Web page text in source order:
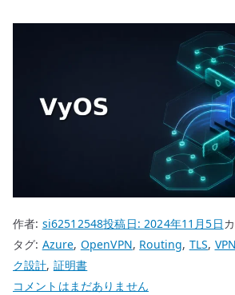
作者: si62512548投稿日:2024年11月5日
タグ: Azure, OpenVPN, Routing, TLS, VPN
ク設計, 証明書
VyOS
コメントはまだありません